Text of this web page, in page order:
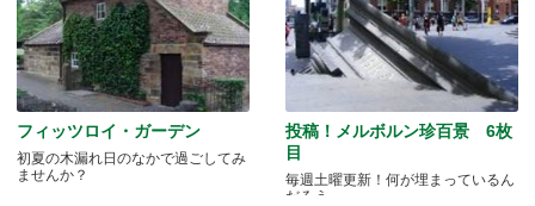
フィッツロイ・ガーデン
初夏の木漏れ日のなかで過ごしてみ
ませんか？
投稿！メルボルン珍百景 6枚
目
毎週土曜更新！何が埋まっているん
だろう...